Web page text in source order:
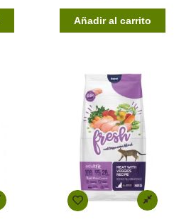
Añadir al carrito